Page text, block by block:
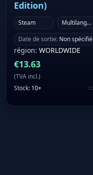
Edition)
Steam
Multilanguage
Date de sortie: Non spécifié
région: WORLDWIDE
€13.63
(TVA incl.)
Stock: 10+